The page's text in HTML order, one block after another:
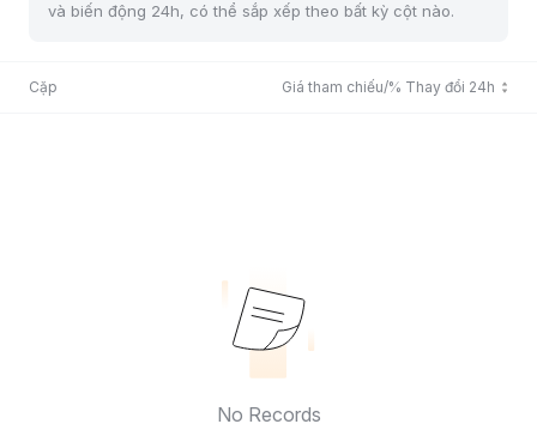
và biến động 24h, có thể sắp xếp theo bất kỳ cột nào.
Cặp Giá tham chiếu/% Thay đổi 24h
No Records